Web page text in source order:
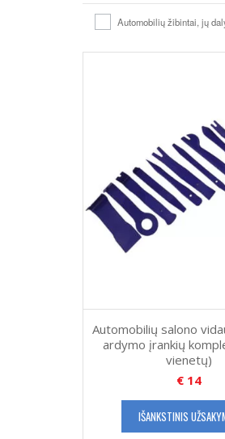
Automobilių žibintai, jų
Automobilių salono
ardymo įrankių
vienetų)
€14
IŠANKSTINIS